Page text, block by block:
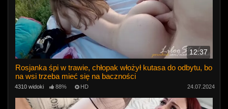
12:37
Rosjanka śpi w trawie, chłopak włożył kutasa do odbytu, bo
na wsi trzeba mieć się na baczności
4310 widoki 88% HD 24.07.2024